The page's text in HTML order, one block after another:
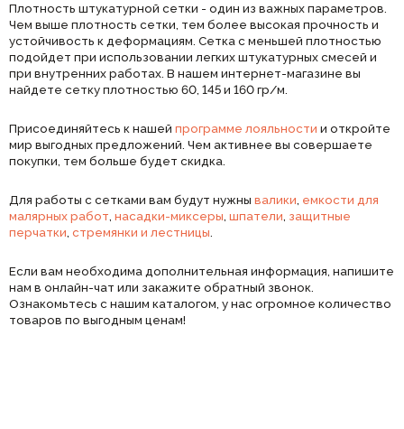
Плотность штукатурной сетки - один из важных параметров.
Чем выше плотность сетки, тем более высокая прочность и
устойчивость к деформациям. Сетка с меньшей плотностью
подойдет при использовании легких штукатурных смесей и
при внутренних работах. В нашем интернет-магазине вы
найдете сетку плотностью 60, 145 и 160 гр/м.
Присоединяйтесь к нашей программе лояльности и откройте
мир выгодных предложений. Чем активнее вы совершаете
покупки, тем больше будет скидка.
Для работы с сетками вам будут нужны валики, емкости для
малярных работ, насадки-миксеры, шпатели, защитные
перчатки, стремянки и лестницы.
Если вам необходима дополнительная информация, напишите
нам в онлайн-чат или закажите обратный звонок.
Ознакомьтесь с нашим каталогом, у нас огромное количество
товаров по выгодным ценам!